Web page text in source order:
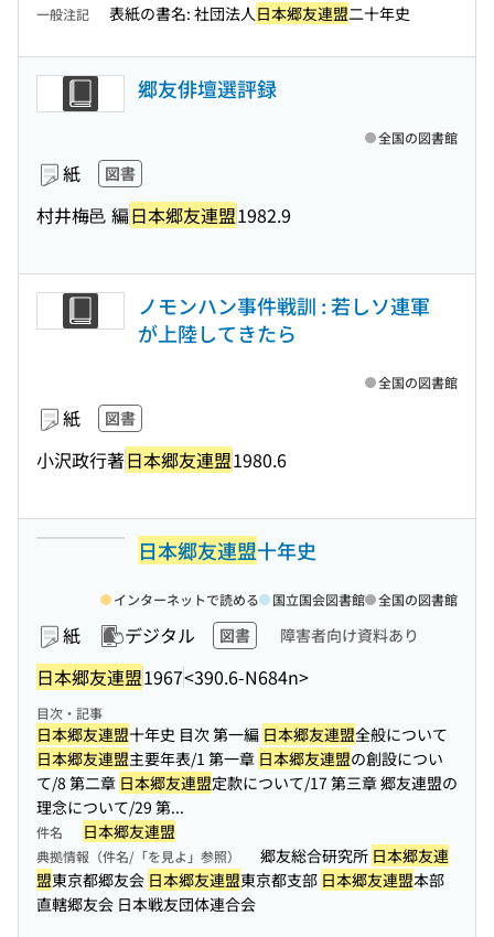
一般注記 表紙の書名: 社団法人日本郷友連盟二十年史
郷友俳壇選評録
紙 図書
村井梅邑 編日本郷友連盟1982.9
全国の図書館
ノモンハン事件戦訓 : 若しソ連軍
が上陸してきたら
紙 図書
小沢政行著日本郷友連盟1980.6
全国の図書館
日本郷友連盟十年史
紙 デジタル 図書 障害者向け資料あり
日本郷友連盟1967<390.6-N684n>
インターネットで読める 国立国会図書館 全国の図書館
目次・記事
日本郷友連盟十年史 目次 第一編 日本郷友連盟全般について
日本郷友連盟主要年表/1 第一章 日本郷友連盟の創設につい
て/8 第二章 日本郷友連盟定款について/17 第三章 郷友連盟の
理念について/29 第...
件名 日本郷友連盟
典拠情報（件名/「を見よ」参照） 郷友総合研究所 日本郷友連
盟東京都郷友会 日本郷友連盟東京都支部 日本郷友連盟本部
直轄郷友会 日本戦友団体連合会